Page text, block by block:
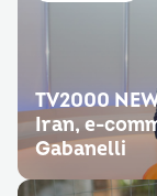
TV2000
Iran, e-
Gabanelli